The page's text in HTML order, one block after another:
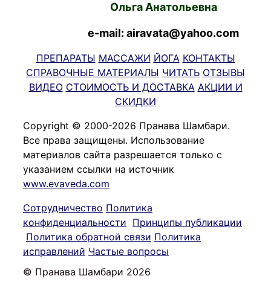
Ольга Анатольевна
e-mail: airavata@yahoo.com
ПРЕПАРАТЫ МАССАЖИ ЙОГА КОНТАКТЫ
СПРАВОЧНЫЕ МАТЕРИАЛЫ ЧИТАТЬ ОТЗЫВЫ
ВИДЕО СТОИМОСТЬ И ДОСТАВКА АКЦИИ И
СКИДКИ
Copyright © 2000-2026 Пранава Шамбари.
Все права защищены. Использование
материалов сайта разрешается только с
указанием ссылки на источник
www.evaveda.com
Сотрудничество Политика
конфиденциальности Принципы публикации
Политика обратной связи Политика
исправлений Частые вопросы
© Пранава Шамбари 2026